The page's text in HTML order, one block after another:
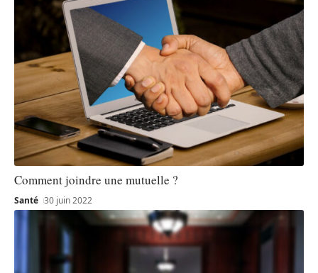
Comment joindre une mutuelle ?
Santé 30 juin 2022